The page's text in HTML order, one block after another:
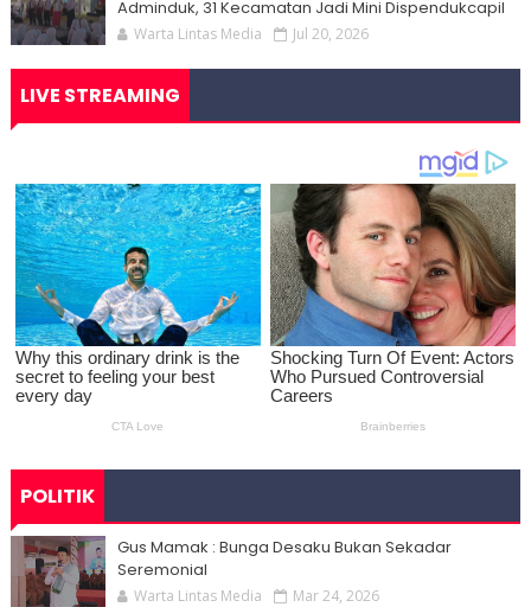
Adminduk, 31 Kecamatan Jadi Mini Dispendukcapil
Warta Lintas Media Jul 20, 2026
LIVE STREAMING
POLITIK
Gus Mamak : Bunga Desaku Bukan Sekadar
Seremonial
Warta Lintas Media Mar 24, 2026